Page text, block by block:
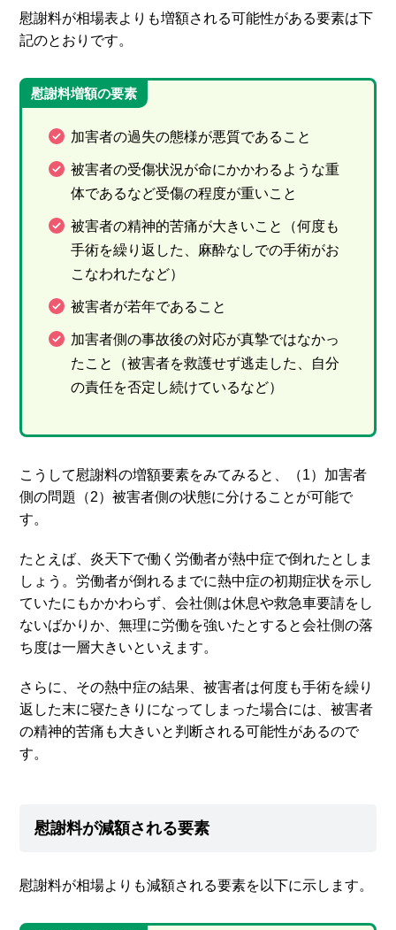
慰謝料が相場表よりも増額される可能性がある要素は下
記のとおりです。
慰謝料増額の要素
加害者の過失の態様が悪質であること
被害者の受傷状況が命にかかわるような重
体であるなど受傷の程度が重いこと
被害者の精神的苦痛が大きいこと（何度も
手術を繰り返した、麻酔なしでの手術がお
こなわれたなど）
被害者が若年であること
加害者側の事故後の対応が真摯ではなかっ
たこと（被害者を救護せず逃走した、自分
の責任を否定し続けているなど）
こうして慰謝料の増額要素をみてみると、（1）加害者
側の問題（2）被害者側の状態に分けることが可能で
す。
たとえば、炎天下で働く労働者が熱中症で倒れたとしま
しょう。労働者が倒れるまでに熱中症の初期症状を示し
ていたにもかかわらず、会社側は休息や救急車要請をし
ないばかりか、無理に労働を強いたとすると会社側の落
ち度は一層大きいといえます。
さらに、その熱中症の結果、被害者は何度も手術を繰り
返した末に寝たきりになってしまった場合には、被害者
の精神的苦痛も大きいと判断される可能性があるので
す。
慰謝料が減額される要素
慰謝料が相場よりも減額される要素を以下に示します。